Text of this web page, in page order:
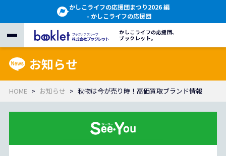
かしこライフの応援団まつり2026 編
- かしこライフの応援団
かしこライフの応援団、
ブックレット。
お知らせ
HOME お知らせ 秋物は今が売り時！高価買取ブランド情報